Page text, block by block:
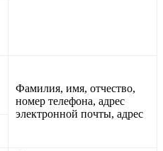
Фамилия, имя, отчество,
номер телефона, адрес
электронной почты, адрес